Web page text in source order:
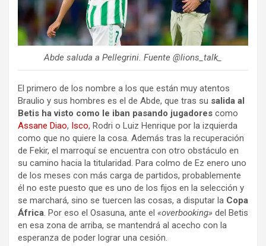
Abde saluda a Pellegrini. Fuente @lions_talk_
El primero de los nombre a los que están muy atentos
Braulio y sus hombres es el de Abde, que tras su salida al
Betis ha visto como le iban pasando jugadores como
Assane Diao, Isco, Rodri o Luiz Henrique por la izquierda
como que no quiere la cosa. Además tras la recuperación
de Fekir, el marroquí se encuentra con otro obstáculo en
su camino hacia la titularidad. Para colmo de Ez enero uno
de los meses con más carga de partidos, probablemente
él no este puesto que es uno de los fijos en la selección y
se marchará, sino se tuercen las cosas, a disputar la Copa
África. Por eso el Osasuna, ante el «overbooking» del Betis
en esa zona de arriba, se mantendrá al acecho con la
esperanza de poder lograr una cesión.